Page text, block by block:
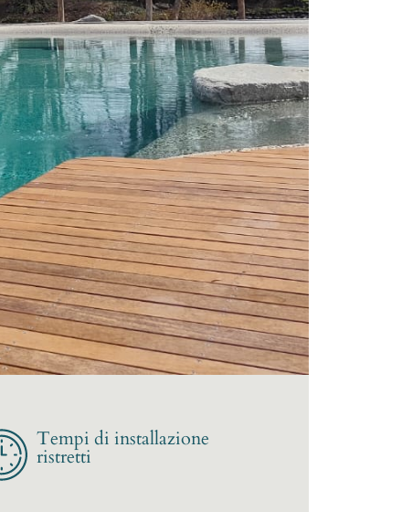
Tempi di installazione
ristretti